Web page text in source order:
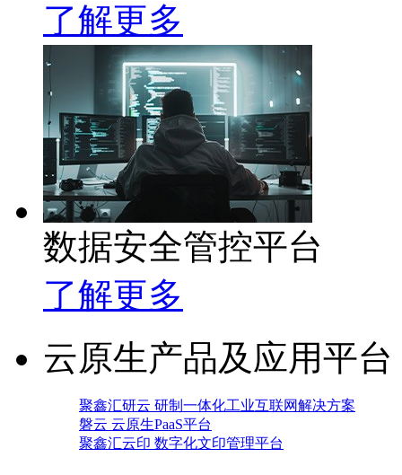
了解更多
数据安全管控平台
了解更多
云原生产品及应用平台
聚鑫汇研云 研制一体化工业互联网解决方案
磐云 云原生PaaS平台
聚鑫汇云印 数字化文印管理平台